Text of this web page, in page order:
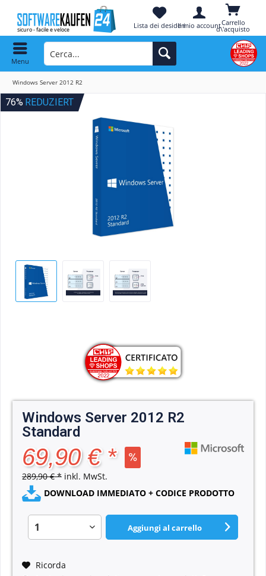
Carrello
d\'acquisto
Lista dei desideriIl mio account
Menu
Windows Server 2012 R2
76% REDUZIERT
Windows Server 2012 R2
Standard
69,90 € *
289,90 € * inkl. MwSt.
DOWNLOAD IMMEDIATO + CODICE PRODOTTO
Aggiungi al carrello
Ricorda